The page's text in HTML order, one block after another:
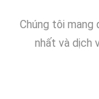
Chúng tôi mang
nhất và dịch